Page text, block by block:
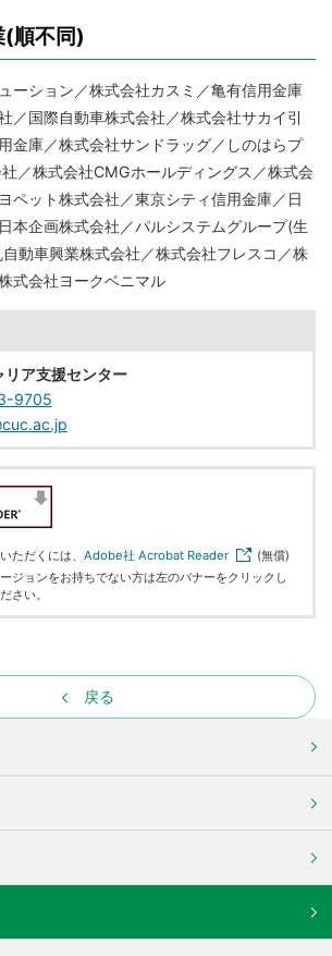
(順不同)
ーション／株式会社カスミ／亀有信用金庫
／国際自動車株式会社／株式会社サカイ引
金庫／株式会社サンドラッグ／しのはらプ
／株式会社CMGホールディングス／株式会
ペット株式会社／東京シティ信用金庫／日
本企画株式会社／パルシステムグループ(生
動車興業株式会社／株式会社フレスコ／株
式会社ヨークベニマル
リア支援センター
9705
ただくには、 Adobe社 Acrobat Reader
(無償)
ジョンをお持ちでない方は左のバナーをクリックし
さい。
戻る